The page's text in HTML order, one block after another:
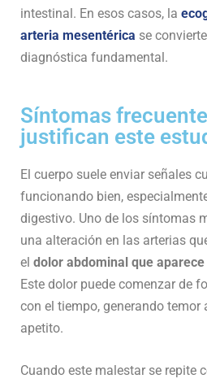
intestinal. En esos casos, la
arteria mesentérica se
diagnóstica fundamental.
Síntomas
justifican este
El cuerpo suele enviar señales
funcionando bien,
digestivo. Uno de los síntomas
una alteración en las arterias
el dolor abdominal que
Este dolor puede comenzar de
con el tiempo, generando temor
apetito.
Cuando este malestar se repite